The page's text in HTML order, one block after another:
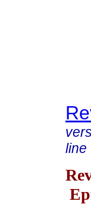
line